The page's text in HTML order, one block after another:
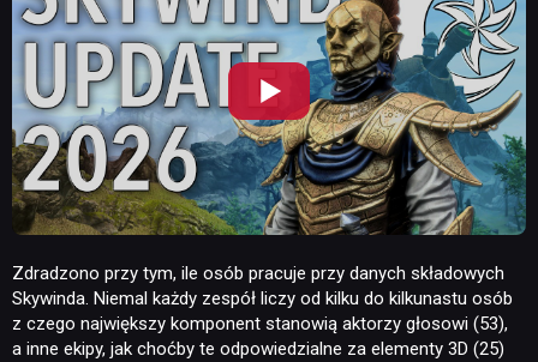
Zdradzono przy tym, ile osób pracuje przy danych składowych
Skywinda. Niemal każdy zespół liczy od kilku do kilkunastu osób
z czego największy komponent stanowią aktorzy głosowi (53),
a inne ekipy, jak choćby te odpowiedzialne za elementy 3D (25)